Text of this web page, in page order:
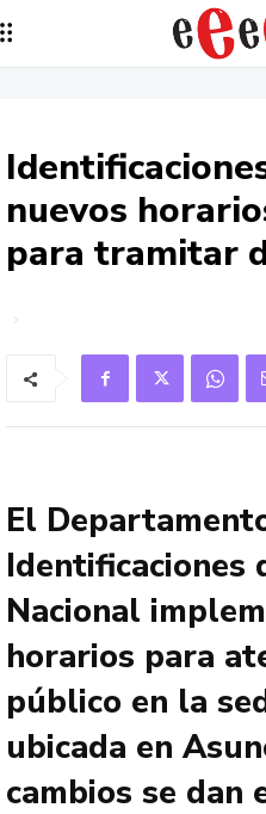
nuevos
para tramitar
El
Identificaciones
Nacional
horarios para
público en la
ubicada en
cambios se dan